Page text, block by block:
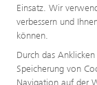
Einsatz. Wir
verbessern und
können.
Durch das
Speicherung von
Navigation auf der